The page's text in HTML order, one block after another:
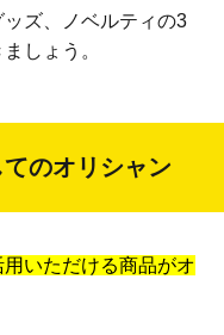
ズ、ノベルティの3
しょう。
のオリシャン
いただける商品がオ